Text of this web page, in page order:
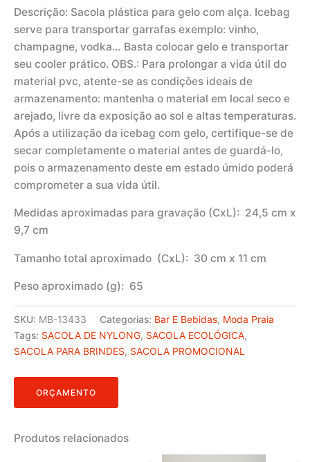
Descrição: Sacola plástica para gelo com alça. Icebag
serve para transportar garrafas exemplo: vinho,
champagne, vodka… Basta colocar gelo e transportar
seu cooler prático. OBS.: Para prolongar a vida útil do
material pvc, atente-se as condições ideais de
armazenamento: mantenha o material em local seco e
arejado, livre da exposição ao sol e altas temperaturas.
Após a utilização da icebag com gelo, certifique-se de
secar completamente o material antes de guardá-lo,
pois o armazenamento deste em estado úmido poderá
comprometer a sua vida útil.
Medidas aproximadas para gravação (CxL): 24,5 cm x
9,7 cm
Tamanho total aproximado (CxL): 30 cm x 11 cm
Peso aproximado (g): 65
SKU: MB-13433 Categorias: Bar E Bebidas, Moda Praia
Tags: SACOLA DE NYLONG, SACOLA ECOLÓGICA,
SACOLA PARA BRINDES, SACOLA PROMOCIONAL
ORÇAMENTO
Produtos relacionados